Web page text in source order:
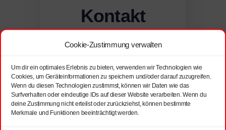
Cookie-Zustimmung verwalten
Um dir ein optimales Erlebnis zu bieten, verwenden wir Technologien wie
Cookies, um Geräteinformationen zu speichern und/oder darauf zuzugreifen.
Wenn du diesen Technologien zustimmst, können wir Daten wie das
Surfverhalten oder eindeutige IDs auf dieser Website verarbeiten. Wenn du
deine Zustimmung nicht erteilst oder zurückziehst, können bestimmte
Merkmale und Funktionen beeinträchtigt werden.
Kontakt
und
Rechtliches